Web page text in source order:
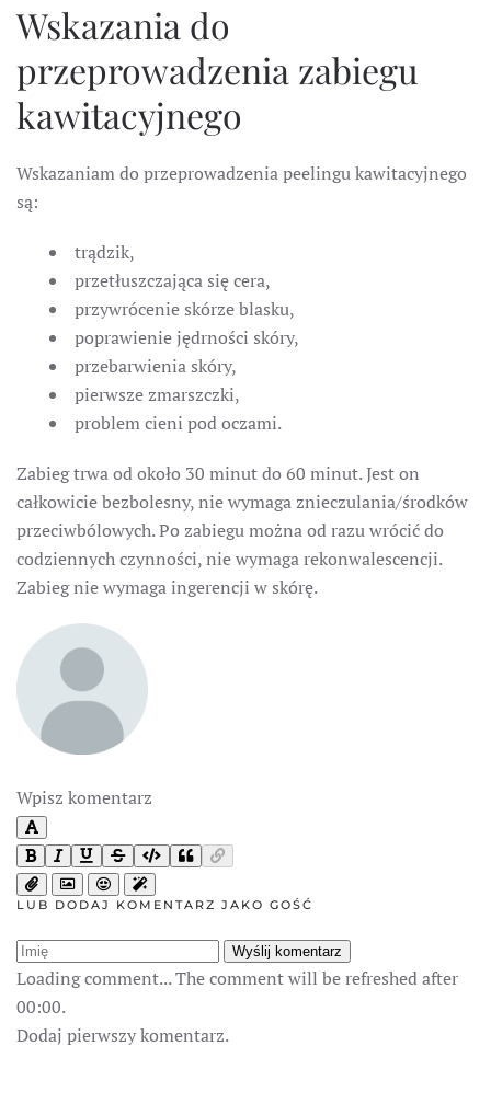
Wskazania do
przeprowadzenia zabiegu
kawitacyjnego
Wskazaniam do przeprowadzenia peelingu kawitacyjnego
są:
trądzik,
przetłuszczająca się cera,
przywrócenie skórze blasku,
poprawienie jędrności skóry,
przebarwienia skóry,
pierwsze zmarszczki,
problem cieni pod oczami.
Zabieg trwa od około 30 minut do 60 minut. Jest on
całkowicie bezbolesny, nie wymaga znieczulania/środków
przeciwbólowych. Po zabiegu można od razu wrócić do
codziennych czynności, nie wymaga rekonwalescencji.
Zabieg nie wymaga ingerencji w skórę.
Wpisz komentarz
LUB DODAJ KOMENTARZ JAKO GOŚĆ
Wyślij komentarz
Loading comment...The comment will be refreshed after
00:00.
Dodaj pierwszy komentarz.